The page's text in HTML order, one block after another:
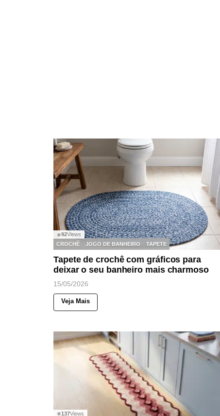
◉92Views
CROCHÊ
JOGO DE BANHEIRO TAPETE
Tapete de crochê com gráficos para
deixar o seu banheiro mais charmoso
15/05/2026
Veja Mais
◉137Views